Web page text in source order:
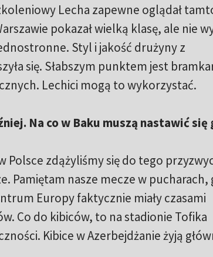
Lecha zapewne oglądał
pokazał wielką klasę, ale nie
Styl i jakość drużyny z
się. Słabszym punktem jest
Lechici mogą to wykorzystać.
Na co w Baku muszą nastawić się
zdążyliśmy się do tego
Pamiętam nasze mecze w pucharach,
Europy faktycznie miały czasami
Co do kibiców, to na stadionie Tofika
Kibice w Azerbejdżanie żyją